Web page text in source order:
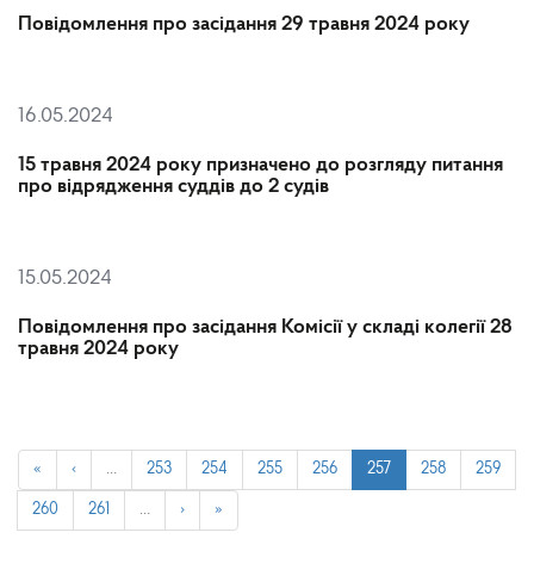
Повідомлення про засідання 29 травня 2024 року
16.05.2024
15 травня 2024 року призначено до розгляду питання
про відрядження суддів до 2 судів
15.05.2024
Повідомлення про засідання Комісії у складі колегії 28
травня 2024 року
« ‹ … 253 254 255 256 257 258 259
260 261 … › »